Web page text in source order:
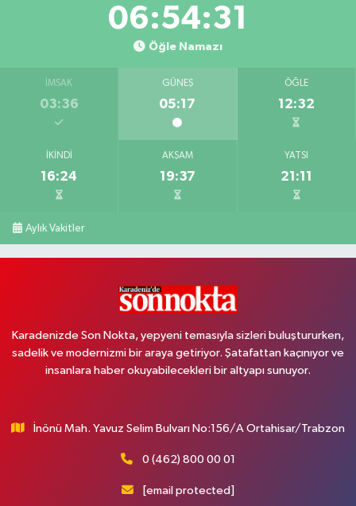
06:54:30
Öğle Namazı
İMSAK
03:36
GÜNEŞ
05:17
ÖĞLE
12:32
İKINDI
16:24
AKŞAM
19:37
YATSI
21:11
Aylık Vakitler
Karadenizde Son Nokta, yepyeni temasıyla sizleri buluştururken,
sadelik ve modernizmi bir araya getiriyor. Şatafattan kaçınıyor ve
insanlara haber okuyabilecekleri bir altyapı sunuyor.
İnönü Mah. Yavuz Selim Bulvarı No:156/A Ortahisar/Trabzon
0 (462) 800 00 01
[email protected]